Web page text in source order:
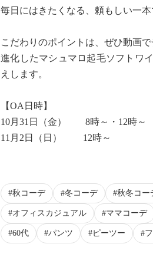
毎日にはきたくなる、頼もしい一本
こだわりのポイントは、ぜひ動画
進化したマシュマロ起毛ソフトワ
えします。
【OA日時】
10月31日（金） 8時～・12時～
11月2日（日） 12時～
秋コーデ 冬コーデ 秋冬コー
オフィスカジュアル ママコーデ
60代 パンツ ピーツー